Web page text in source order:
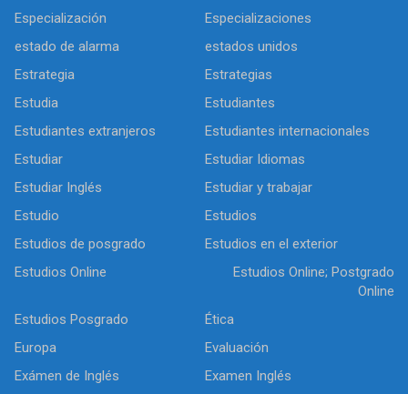
Especialización
Especializaciones
estado de alarma
estados unidos
Estrategia
Estrategias
Estudia
Estudiantes
Estudiantes extranjeros
Estudiantes internacionales
Estudiar
Estudiar Idiomas
Estudiar Inglés
Estudiar y trabajar
Estudio
Estudios
Estudios de posgrado
Estudios en el exterior
Estudios Online
Estudios Online; Postgrado
Online
Estudios Posgrado
Ética
Europa
Evaluación
Exámen de Inglés
Examen Inglés